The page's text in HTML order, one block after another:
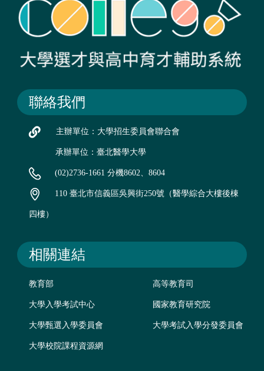
聯絡我們
主辦單位：大學招生委員會聯合會
承辦單位：臺北醫學大學
(02)2736-1661 分機8602、8604
110 臺北市信義區吳興街250號（醫學綜合大樓後棟
四樓）
相關連結
教育部 高等教育司
大學入學考試中心 國家教育研究院
大學甄選入學委員會 大學考試入學分發委員會
大學校院課程資源網